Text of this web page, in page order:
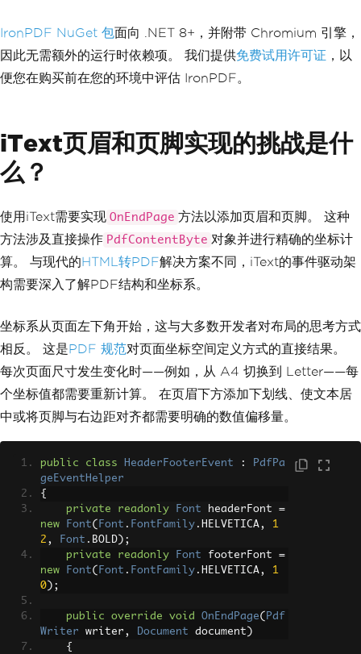
IronPDF NuGet 包面向 .NET 8+，并附带 Chromium 引擎，
因此无需额外的运行时依赖项。 我们提供免费试用许可证 ，以
便您在购买前在您的环境中评估 IronPDF。
iText页眉和页脚实现的挑战是什
么？
使用iText需要实现 OnEndPage 方法以添加页眉和页脚。 这种
方法涉及直接操作 PdfContentByte 对象并进行精确的坐标计
算。 与现代的HTML转PDF解决方案不同，iText的事件驱动架
构需要深入了解PDF结构和坐标系。
坐标系从页面左下角开始，这与大多数开发者对布局的思考方式
相反。 这是PDF 规范对页面坐标空间定义方式的直接结果。
每次页面尺寸发生变化时——例如，从 A4 切换到 Letter——每
个坐标值都需要重新计算。 在页眉下方添加下划线、使文本居
中或将页脚与右边距对齐都需要明确的数值偏移量。
public class HeaderFooterEvent :
PdfPa
geEventHelper
{
private
readonly Font headerFont =
new
Font( Font . FontFamily . HELVETICA,
1
2 , Font . BOLD );
private
readonly Font footerFont =
new
Font( Font . FontFamily . HELVETICA,
1
0 );
public override void OnEndPage( Pdf
Writer writer , Document document )
{